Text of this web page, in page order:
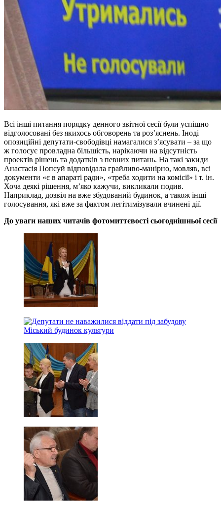
Всі інші питання порядку денного звітної сесії були успішно
відголосовані без якихось обговорень та роз’яснень. Іноді
опозиційні депутати-свободівці намагалися з’ясувати – за що
ж голосує провладна більшість, нарікаючи на відсутність
проектів рішень та додатків з певних питань. На такі закиди
Анастасія Попсуй відповідала грайливо-манірно, мовляв, всі
документи «є в апараті ради», «треба ходити на комісії» і т. ін.
Хоча деякі рішення, м’яко кажучи, викликали подив.
Наприклад, дозвіл на вже збудований будинок, а також інші
голосування, які вже за фактом легітимізували вчинені дії.
До уваги наших читачів фотомиттєвості сьогоднішньої сесії